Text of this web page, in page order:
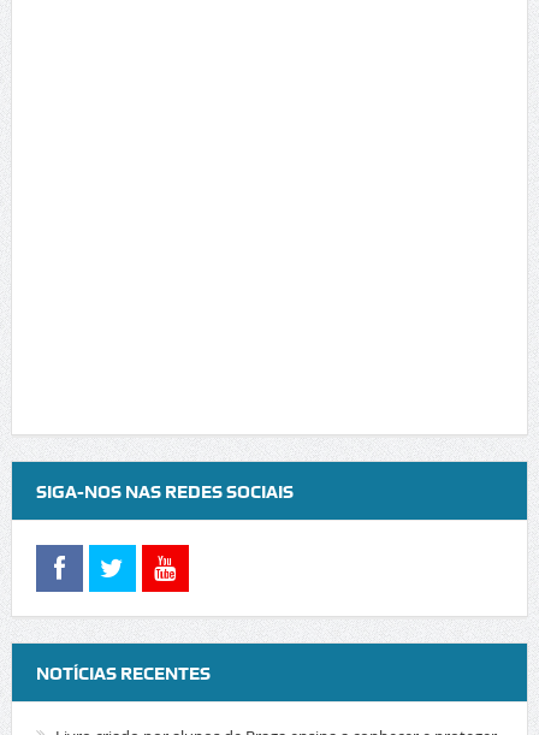
SIGA-NOS NAS REDES SOCIAIS
NOTÍCIAS RECENTES